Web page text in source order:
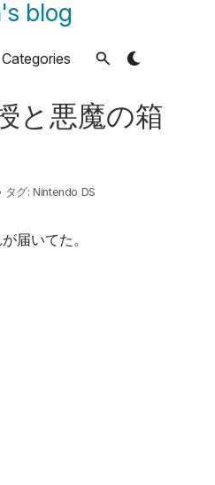
blog
Categories
と悪魔の箱
タグ:Nintendo DS
届いてた。